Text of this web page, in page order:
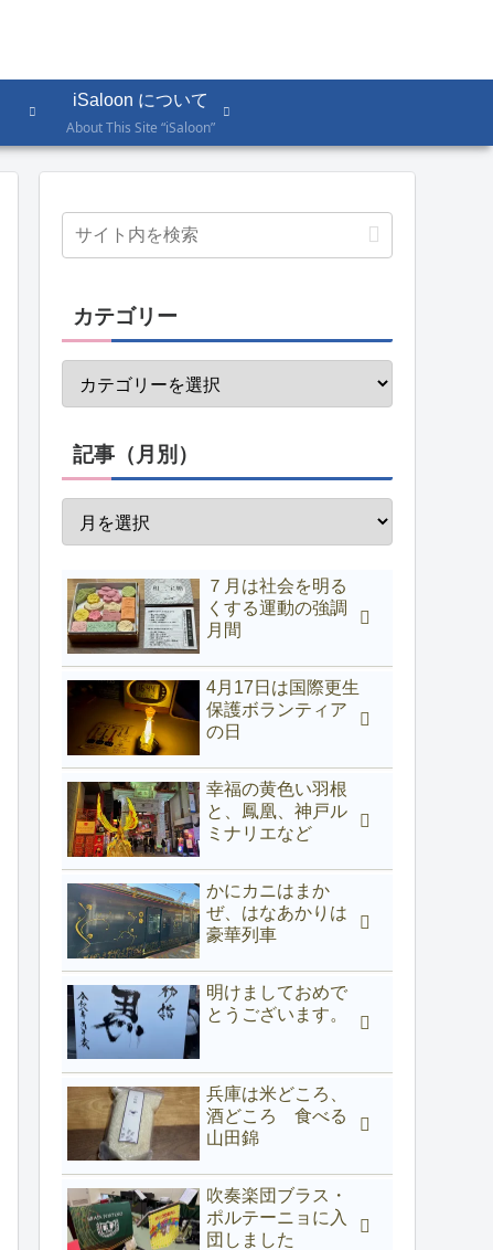
iSaloon について
About This Site “iSaloon”
カテゴリー
記事（月別）
７月は社会を明る
くする運動の強調
月間
4月17日は国際更生
保護ボランティア
の日
幸福の黄色い羽根
と、鳳凰、神戸ル
ミナリエなど
かにカニはまか
ぜ、はなあかりは
豪華列車
明けましておめで
とうございます。
兵庫は米どころ、
酒どころ 食べる
山田錦
吹奏楽団ブラス・
ポルテーニョに入
団しました